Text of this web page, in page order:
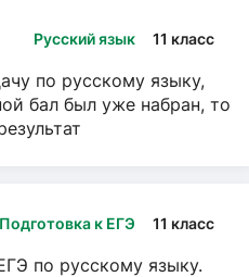
Русский язык 11 класс
по русскому языку,
бал был уже набран, то
Подготовка к ЕГЭ 11 класс
по русскому языку.